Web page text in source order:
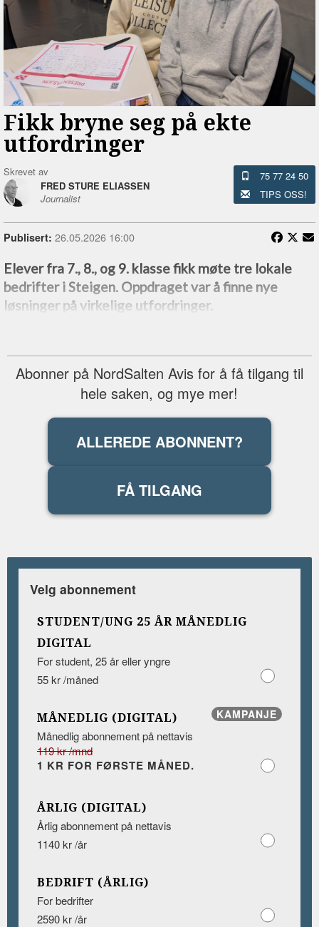
Fikk bryne seg på ekte
utfordringer
Skrevet av
FRED STURE ELIASSEN
Journalist
75 77 24 50
TIPS OSS!
Publisert: 26.05.2026 16:00
Elever fra 7., 8., og 9. klasse fikk møte tre lokale
bedrifter i Steigen. Oppdraget var å finne nye
løsninger på virkelige utfordringer.
Abonner på NordSalten Avis for å få tilgang til
hele saken, og mye mer!
ALLEREDE ABONNENT?
FÅ TILGANG
Velg abonnement
STUDENT/UNG 25 ÅR MÅNEDLIG
DIGITAL
For student, 25 år eller yngre
55 kr /måned
KAMPANJE
MÅNEDLIG (DIGITAL)
Månedlig abonnement på nettavis
119 kr /mnd
1 KR FOR FØRSTE MÅNED.
ÅRLIG (DIGITAL)
Årlig abonnement på nettavis
1140 kr /år
BEDRIFT (ÅRLIG)
For bedrifter
2590 kr /år